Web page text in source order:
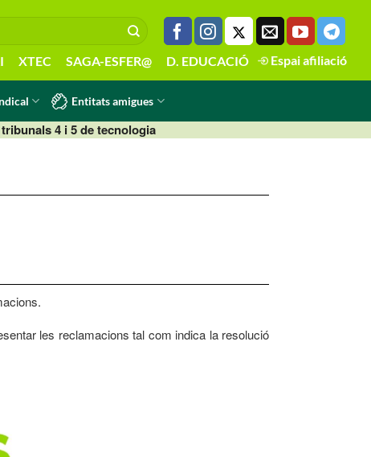
XTEC SAGA-ESFER@ D. EDUCACIÓ Espai afiliació
Entitats amigues
4 i 5 de tecnologia
les reclamacions tal com indica la resolució